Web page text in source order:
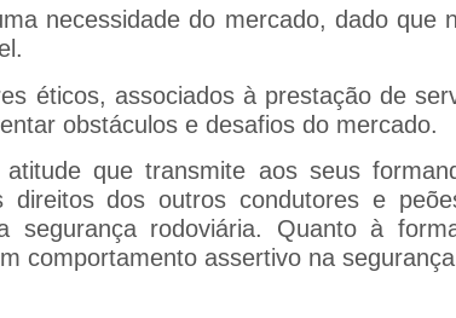
necessidade do mercado, dado que
éticos, associados à prestação de
obstáculos e desafios do mercado.
que transmite aos seus
dos outros condutores e
rodoviária. Quanto à
comportamento assertivo na